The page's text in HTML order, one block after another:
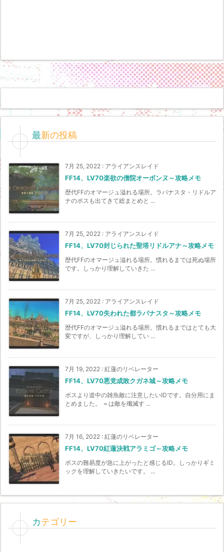
最新の投稿
7月 25, 2022 : アライアンスレイド
FF14、LV70楽欲の僧院オーボンヌ～攻略メモ
歴代FFのオマージュ溢れる場所。ラバナスタ・リドルア
ナのボスも出てきて総まとめと ...
7月 25, 2022 : アライアンスレイド
FF14、LV70封じられた聖塔リドルアナ～攻略メモ
歴代FFのオマージュ溢れる場所。慣れるまでは死ぬ場所
です。しっかり理解していきた ...
7月 25, 2022 : アライアンスレイド
FF14、LV70失われた都ラバナスタ～攻略メモ
歴代FFのオマージュ溢れる場所。慣れるまではとても大
変ですが、しっかり理解してい ...
7月 19, 2022 : 紅蓮のリベレーター
FF14、LV70悪党成敗クガネ城～攻略メモ
ボスより道中の雑魚敵に注意したいIDです。自分用にま
とめました。 ＝は敵を殲滅す ...
7月 16, 2022 : 紅蓮のリベレーター
FF14、LV70紅蓮決戦アラミゴ～攻略メモ
ボスの難易度が急に上がったと感じるID。しっかりギミ
ックを理解していきたいです。 ...
カテゴリー